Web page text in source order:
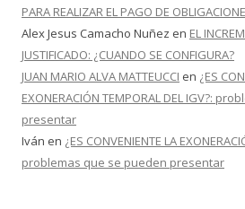
PARA REALIZAR EL PAGO DE
Alex Jesus Camacho Nuñez en EL
JUSTIFICADO: ¿CUANDO SE CONFIGURA?
JUAN MARIO ALVA MATTEUCCI en ¿ES
EXONERACIÓN TEMPORAL DEL IGV?:
presentar
Iván en ¿ES CONVENIENTE LA
problemas que se pueden presentar